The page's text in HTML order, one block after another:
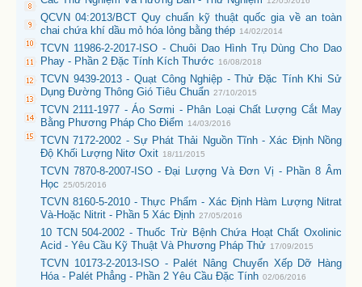
QCVN 04:2013/BCT Quy chuẩn kỹ thuật quốc gia về an toàn
chai chứa khí dầu mỏ hóa lỏng bằng thép 14/02/2014
TCVN 11986-2-2017-ISO - Chuôi Dao Hình Trụ Dùng Cho Dao
Phay - Phần 2 Đặc Tính Kích Thước
16/08/2018
TCVN 9439-2013 - Quạt Công Nghiệp - Thử Đặc Tính Khi Sử
Dụng Đường Thông Gió Tiêu Chuẩn 27/10/2015
TCVN 2111-1977 - Áo Sơmi - Phân Loại Chất Lượng Cắt May
Bằng Phương Pháp Cho Điểm
14/03/2016
TCVN 7172-2002 - Sự Phát Thải Nguồn Tĩnh - Xác Định Nồng
Độ Khối Lượng Nitơ Oxit 18/11/2015
TCVN 7870-8-2007-ISO - Đại Lượng Và Đơn Vị - Phần 8 Âm
Học 25/05/2016
TCVN 8160-5-2010 - Thực Phẩm - Xác Định Hàm Lượng Nitrat
Và-Hoặc Nitrit - Phần 5 Xác Định 27/05/2016
10 TCN 504-2002 - Thuốc Trừ Bệnh Chứa Hoạt Chất Oxolinic
Acid - Yêu Cầu Kỹ Thuật Và Phương Pháp Thử 17/09/2015
TCVN 10173-2-2013-ISO - Palét Nâng Chuyển Xếp Dỡ Hàng
Hóa - Palét Phẳng - Phần 2 Yêu Cầu Đặc Tính 02/06/2016